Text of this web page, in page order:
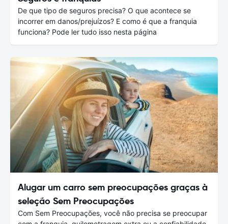
De que tipo de seguros precisa? O que acontece se
incorrer em danos/prejuízos? E como é que a franquia
funciona? Pode ler tudo isso nesta página
Alugar um carro sem preocupações graças à
seleção Sem Preocupações
Com Sem Preocupações, você não precisa se preocupar